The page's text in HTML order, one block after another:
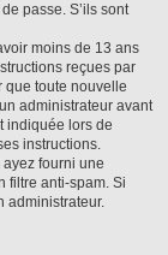
passe. S’ils sont
moins de 13 ans
reçues par
que toute nouvelle
administrateur avant
indiquée lors de
instructions.
fourni une
filtre anti-spam. Si
administrateur.